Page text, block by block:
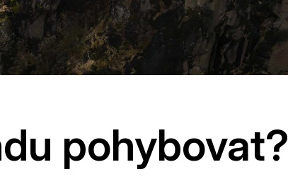
pohybovat?